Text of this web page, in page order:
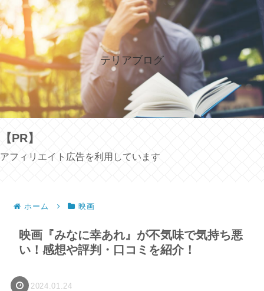
テリアブログ
【PR】
アフィリエイト広告を利用しています
ホーム 映画
映画『みなに幸あれ』が不気味で気持ち悪
い！感想や評判・口コミを紹介！
2024.01.24